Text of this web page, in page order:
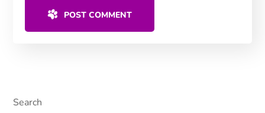
POST COMMENT
Search